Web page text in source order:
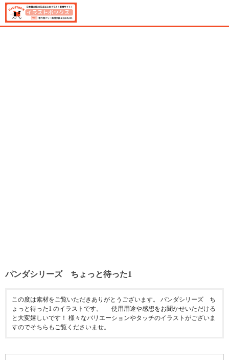
パンダシリーズ ちょっと待った1
この度は素材をご覧いただきありがとうございます。 パンダシリーズ ち
ょっと待った1 のイラストです。 使用用途や感想をお聞かせいただける
と大変嬉しいです！ 様々なバリエーションやタッチのイラストがございま
すのでそちらもご覧くださいませ。